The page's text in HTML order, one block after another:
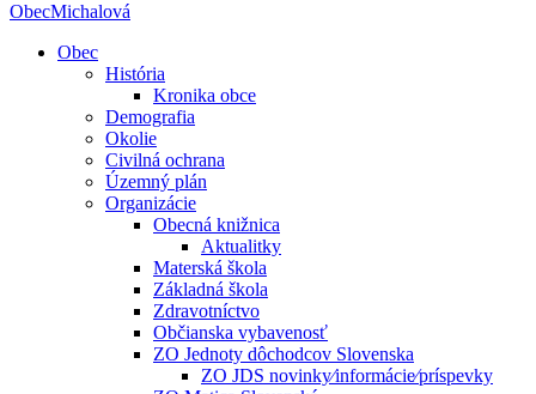
ObecMichalová
Obec
História
Kronika obce
Demografia
Okolie
Civilná ochrana
Územný plán
Organizácie
Obecná knižnica
Aktualitky
Materská škola
Základná škola
Zdravotníctvo
Občianska vybavenosť
ZO Jednoty dôchodcov Slovenska
ZO JDS novinky⁄informácie⁄príspevky